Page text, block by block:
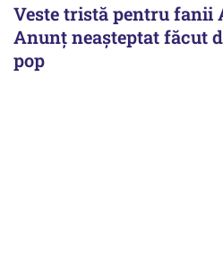
Veste tristă pentru fanii
Anunț neașteptat făcut
pop